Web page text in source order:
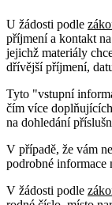
U žádosti podle
příjmení a kontakt
jejichž materiály
dřívější příjmení,
Tyto "vstupní
čím více
na dohledání
V případě, že vám
podrobné informace
V žádosti podle